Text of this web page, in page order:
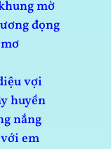
mờ
đọng
vợi
huyền
nắng
em